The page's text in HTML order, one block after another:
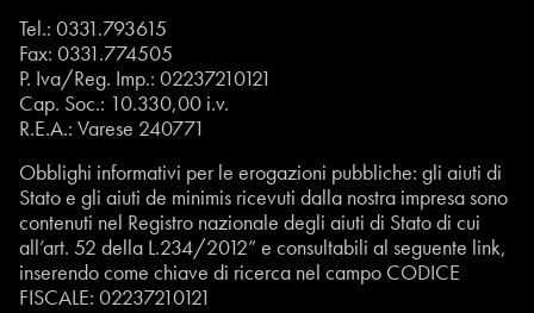
Tel.: 0331.793615
Fax: 0331.774505
P. Iva/Reg. Imp.: 02237210121
Cap. Soc.: 10.330,00 i.v.
R.E.A.: Varese 240771
Obblighi informativi per le erogazioni pubbliche: gli aiuti di
Stato e gli aiuti de minimis ricevuti dalla nostra impresa sono
contenuti nel Registro nazionale degli aiuti di Stato di cui
all’art. 52 della L.234/2012” e consultabili al seguente link,
inserendo come chiave di ricerca nel campo CODICE
FISCALE: 02237210121